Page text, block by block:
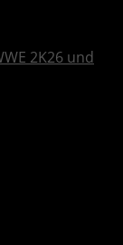
2K26 und